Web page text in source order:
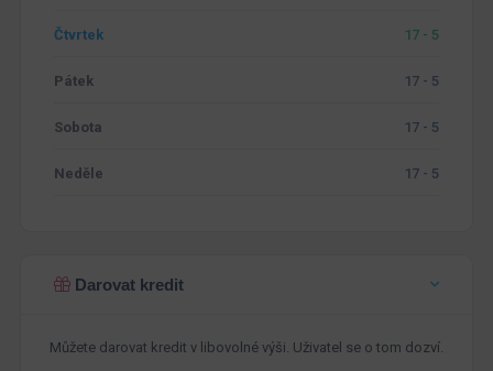
Čtvrtek 17 - 5
Pátek 17 - 5
Sobota 17 - 5
Neděle 17 - 5
Darovat kredit
Můžete darovat kredit v libovolné výši. Uživatel se o tom dozví.